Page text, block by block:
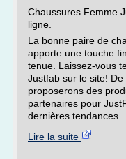
Chaussures Femme
ligne.
La bonne paire de
apporte une touche
tenue. Laissez-vous
Justfab sur le site!
proposerons des
partenaires pour
dernières tendances...
Lire la suite